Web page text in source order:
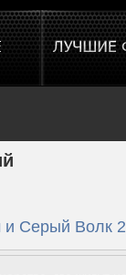
и Серый Волк